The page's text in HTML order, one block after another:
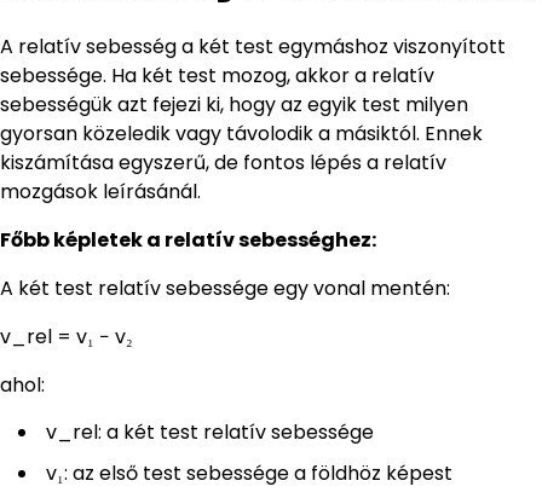
A relatív sebesség a két test egymáshoz viszonyított
sebessége. Ha két test mozog, akkor a relatív
sebességük azt fejezi ki, hogy az egyik test milyen
gyorsan közeledik vagy távolodik a másiktól. Ennek
kiszámítása egyszerű, de fontos lépés a relatív
mozgások leírásánál.
Főbb képletek a relatív sebességhez:
A két test relatív sebessége egy vonal mentén:
v_rel = v₁ − v₂
ahol:
v_rel: a két test relatív sebessége
v₁: az első test sebessége a földhöz képest